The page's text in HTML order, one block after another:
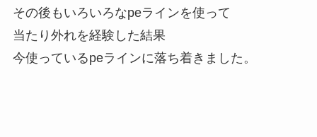
その後もいろいろなpeラインを使って
当たり外れを経験した結果
今使っているpeラインに落ち着きました。